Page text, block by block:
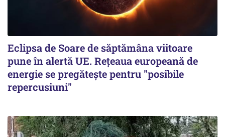
Eclipsa de Soare de săptămâna viitoare
pune în alertă UE. Rețeaua europeană de
energie se pregătește pentru "posibile
repercusiuni"